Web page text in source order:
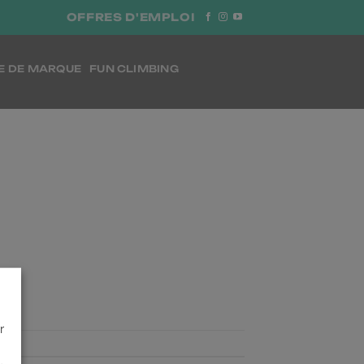
OFFRES D'EMPLOI
DE MARQUE FUN CLIMBING